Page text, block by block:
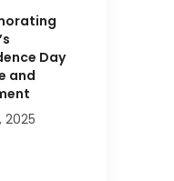
Day
and
2025